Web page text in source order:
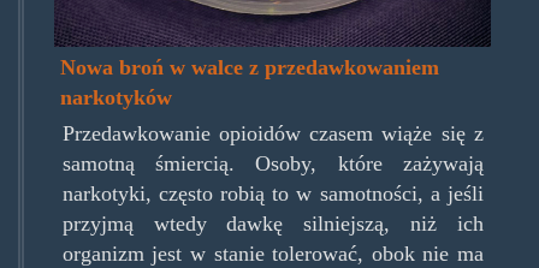
Nowa broń w walce z przedawkowaniem
narkotyków
Przedawkowanie opioidów czasem wiąże się z
samotną śmiercią. Osoby, które zażywają
narkotyki, często robią to w samotności, a jeśli
przyjmą wtedy dawkę silniejszą, niż ich
organizm jest w stanie tolerować, obok nie ma